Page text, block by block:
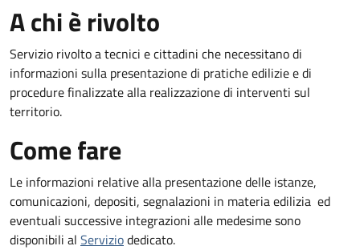
A chi è rivolto
Servizio rivolto a tecnici e cittadini che necessitano di
informazioni sulla presentazione di pratiche edilizie e di
procedure finalizzate alla realizzazione di interventi sul
territorio.
Come fare
Le informazioni relative alla presentazione delle istanze,
comunicazioni, depositi, segnalazioni in materia edilizia ed
eventuali successive integrazioni alle medesime sono
disponibili al Serviziodedicato.